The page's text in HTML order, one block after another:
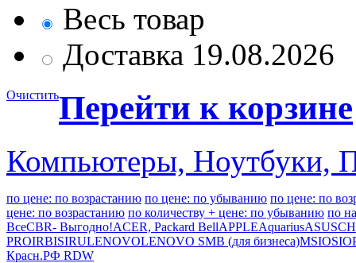
Весь товар
Доставка 19.08.2026
ОчиститьПерейти к корзине
Компьютеры, Ноутбуки,
по цене: по возрастанию по цене: по убыванию по цене: по
цене: по возрастанию по количеству + цене: по убыванию по
ВсеCBR- Выгодно!ACER, Packard BellAPPLEAquariusASUS
PROIRBISIRULENOVOLENOVO SMB (для бизнеса)MSIOSIO
Красн.РФ RDW